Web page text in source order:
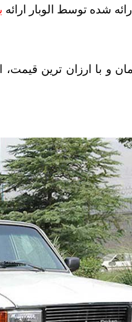
شده توسط الوبار ارائه
و با ارزان ترین قیمت،